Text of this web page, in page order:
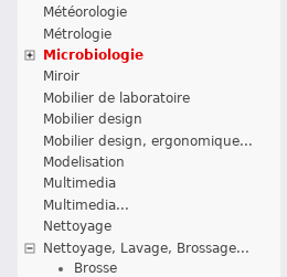
Météorologie
Métrologie
Microbiologie
Miroir
Mobilier de laboratoire
Mobilier design
Mobilier design, ergonomique...
Modelisation
Multimedia
Multimedia...
Nettoyage
Nettoyage, Lavage, Brossage...
Brosse